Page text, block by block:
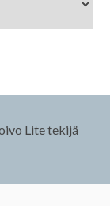
Lite tekijä